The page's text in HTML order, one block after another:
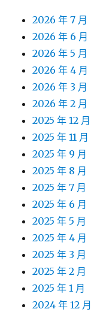
2026 年 7 月
2026 年 6 月
2026 年 5 月
2026 年 4 月
2026 年 3 月
2026 年 2 月
2025 年 12 月
2025 年 11 月
2025 年 9 月
2025 年 8 月
2025 年 7 月
2025 年 6 月
2025 年 5 月
2025 年 4 月
2025 年 3 月
2025 年 2 月
2025 年 1 月
2024 年 12 月